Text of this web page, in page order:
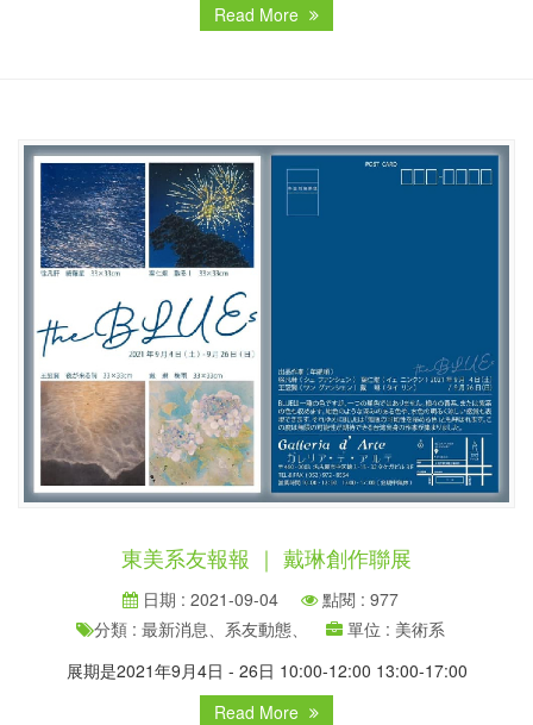
Read More
東美系友報報 ｜ 戴琳創作聯展
日期 : 2021-09-04
點閱 : 977
分類 : 最新消息、系友動態、
單位 : 美術系
展期是2021年9月4日 - 26日 10:00-12:00 13:00-17:00
Read More